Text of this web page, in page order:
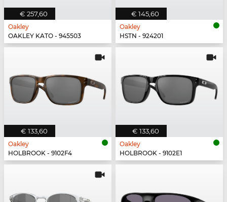
€ 257,60
Oakley
OAKLEY KATO - 945503
€ 145,60
Oakley
HSTN - 924201
€ 133,60
Oakley
HOLBROOK - 9102F4
€ 133,60
Oakley
HOLBROOK - 9102E1